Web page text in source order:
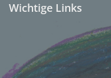
Wichtige Links